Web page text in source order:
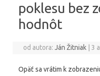
poklesu bez
hodnôt
od autora:Ján Žitniak 3
Opäť sa vrátim k